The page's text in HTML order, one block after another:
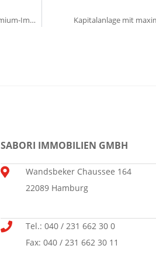
Besondere Diskretion beim Verkauf von Premium-Immobilien Kapitalanlage mit
SABORI IMMOBILIEN GMBH
Wandsbeker Chaussee 164
22089 Hamburg
Tel.: 040 / 231 662 30 0
Fax: 040 / 231 662 30 11